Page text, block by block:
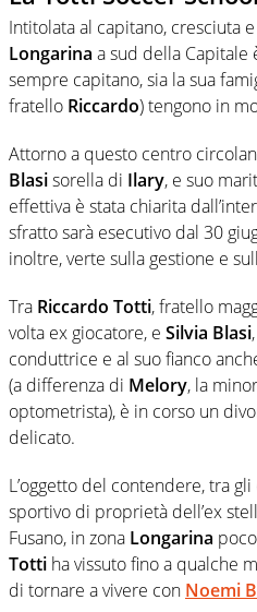
Intitolata al capitano, cresciuta
Longarina a sud della Capitale
sempre capitano, sia la sua
fratello Riccardo) tengono in
Attorno a questo centro
Blasisorella di Ilary, e suo
effettiva è stata chiarita
sfratto sarà esecutivo dal 30
inoltre, verte sulla gestione e
Tra Riccardo Totti, fratello
volta ex giocatore, e Silvia Blasi
conduttrice e al suo fianco
(a differenza di Melory, la
optometrista), è in corso un
delicato.
L’oggetto del contendere, tra
sportivo di proprietà dell’ex
Fusano, in zona Longarina
Totti ha vissuto fino a qualche
di tornare a vivere con Noemi